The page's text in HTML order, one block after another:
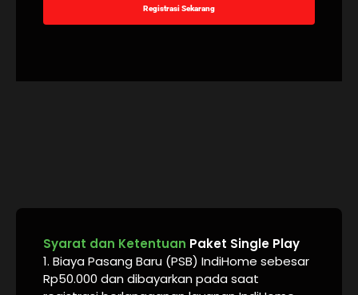
Registrasi Sekarang
Syarat dan Ketentuan Paket Single Play
1. Biaya Pasang Baru (PSB) IndiHome sebesar
Rp50.000 dan dibayarkan pada saat